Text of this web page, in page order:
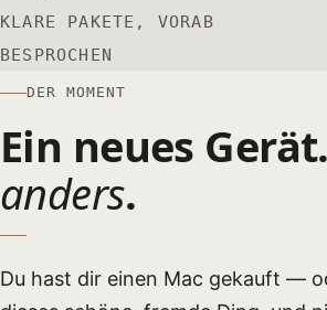
KLARE PAKETE, VORAB
BESPROCHEN
DER MOMENT
Ein neues
anders.
Du hast dir einen Mac gekauft —